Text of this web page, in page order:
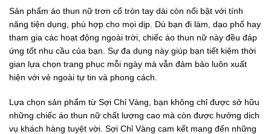
Sản phẩm áo thun nữ trơn cổ tròn tay dài còn nổi bật với tính
năng tiện dụng, phù hợp cho mọi dịp. Dù bạn đi làm, dạo phố hay
tham gia các hoạt động ngoài trời, chiếc áo thun nữ này đều đáp
ứng tốt nhu cầu của bạn. Sự đa dụng này giúp bạn tiết kiệm thời
gian lựa chọn trang phục mỗi ngày mà vẫn đảm bảo luôn xuất
hiện với vẻ ngoài tự tin và phong cách.
Lựa chọn sản phẩm từ Sợi Chỉ Vàng, bạn không chỉ được sở hữu
những chiếc áo thun nữ chất lượng cao mà còn được hưởng dịch
vụ khách hàng tuyệt vời. Sợi Chỉ Vàng cam kết mang đến những